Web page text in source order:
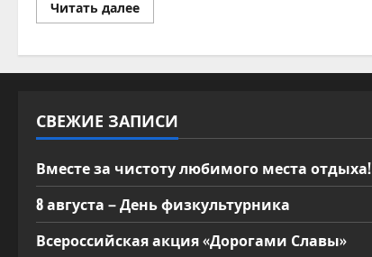
Читать далееПрочитать
больше
памяти
«Блокадный
СВЕЖИЕ ЗАПИСИ
Вместе за чистоту любимого места отдыха!
8 августа – День физкультурника
Всероссийская акция «Дорогами Славы»